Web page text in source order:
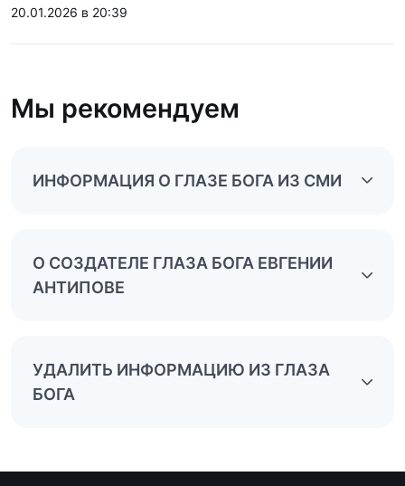
20.01.2026 в 20:39
Мы рекомендуем
ИНФОРМАЦИЯ О ГЛАЗЕ БОГА ИЗ СМИ
О СОЗДАТЕЛЕ ГЛАЗА БОГА ЕВГЕНИИ
АНТИПОВЕ
УДАЛИТЬ ИНФОРМАЦИЮ ИЗ ГЛАЗА
БОГА